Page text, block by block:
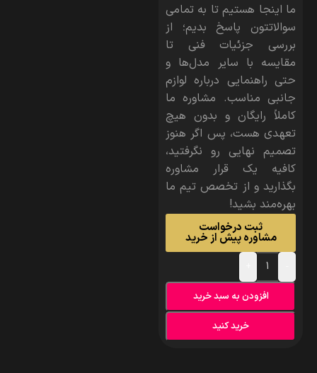
ما اینجا هستیم تا به تمامی
سوالاتتون پاسخ بدیم؛ از
بررسی جزئیات فنی تا
مقایسه با سایر مدل‌ها و
حتی راهنمایی درباره لوازم
جانبی مناسب. مشاوره ما
کاملاً رایگان و بدون هیچ
تعهدی هست، پس اگر هنوز
تصمیم نهایی رو نگرفتید،
کافیه یک قرار مشاوره
بگذارید و از تخصص تیم ما
بهره‌مند بشید!
ثبت درخواست
مشاوره پیش از خرید
افزودن به سبد خرید
خرید کنید